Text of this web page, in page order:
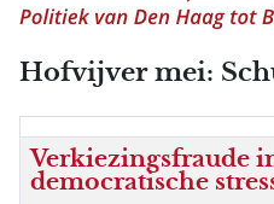
Hofvijver mei:
Verkiezingsfraude
democratische